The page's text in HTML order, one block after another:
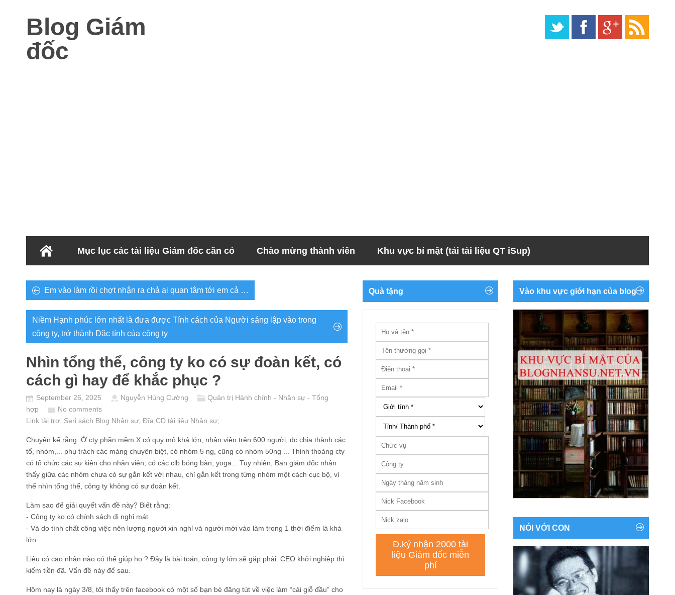
Blog Giám
đốc
Mục lục các tài liệu Giám đốc cần có Chào mừng thành viên Khu vực bí mật (tải tài liệu QT iSup)
Em vào làm rồi chợt nhận ra chả ai quan tâm tới em cả …
Niềm Hạnh phúc lớn nhất là đưa được Tính cách của Người sáng lập vào trong
công ty, trở thành Đặc tính của công ty
Nhìn tổng thể, công ty ko có sự đoàn kết, có
cách gì hay để khắc phục ?
September 26, 2025 Nguyễn Hùng Cường
Quản trị Hành chính - Nhân sự - Tổng
hợp
No comments
Link tài trợ: Seri sách Blog Nhân sự; Đĩa CD tài liệu Nhân sự;
Chuyện kể rằng: Ở cty phần mềm X có quy mô khá lớn, nhân viên trên 600 người, đc chia thành các
tổ, nhóm,... phụ trách các mảng chuyên biệt, có nhóm 5 ng, cũng có nhóm 50ng ... Thỉnh thoảng cty
có tổ chức các sự kiện cho nhân viên, có các clb bóng bàn, yoga... Tuy nhiên, Ban giám đốc nhận
thấy giữa các nhóm chưa có sự gắn kết với nhau, chỉ gắn kết trong từng nhóm một cách cục bộ, vì
thế nhìn tổng thể, công ty không có sự đoàn kết.
Làm sao để giải quyết vấn đề này? Biết rằng:
- Công ty ko có chính sách đi nghỉ mát
- Và do tính chất công việc nên lượng người xin nghỉ và người mới vào làm trong 1 thời điểm là khá
lớn.
Liệu có cao nhân nào có thể giúp họ ? Đây là bài toán, công ty lớn sẽ gặp phải. CEO khởi nghiệp thì
kiếm tiền đã. Vấn đề này để sau.
Hôm nay là ngày 3/8, tôi thấy trên facebook có một số bạn bè đăng tút về việc làm “cái giỗ đầu” cho
Quà tặng Vào khu vực giới hạn của blog
NÓI VỚI CON